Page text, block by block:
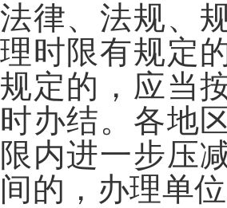
法律、法规、
理时限有规定
规定的，应当
时办结。各地
限内进一步压
间的，办理单